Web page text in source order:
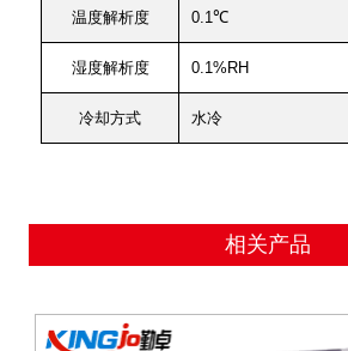
温度解析度 0.1℃
湿度解析度 0.1%RH
冷却方式 水冷
相关产品